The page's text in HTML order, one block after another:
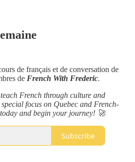
de français et de conversation de
de French With Frederic.
teach French through culture and
focus on Quebec and French-
and begin your journey! 🚀
Subscribe